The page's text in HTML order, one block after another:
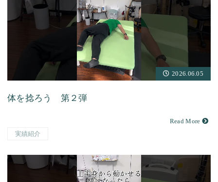
2026.06.05
体を捻ろう 第２弾
Read More
実績紹介